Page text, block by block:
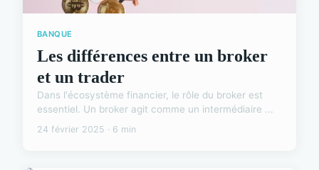
BANQUE
Les différences entre un broker
et un trader
Dans l'écosystème financier, le rôle du broker est
essentiel. Un broker agit comme un intermédiaire ...
24 février 2025 · 6 min